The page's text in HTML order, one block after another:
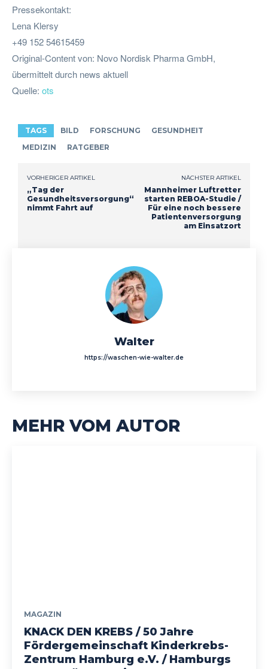
Pressekontakt:
Lena Klersy
+49 152 54615459
Original-Content von: Novo Nordisk Pharma GmbH,
übermittelt durch news aktuell
Quelle: ots
TAGS BILD FORSCHUNG
GESUNDHEIT
MEDIZIN
RATGEBER
VORHERIGER ARTIKEL
„Tag der
Gesundheitsversorgung“
nimmt Fahrt auf
NÄCHSTER ARTIKEL
Mannheimer Luftretter
starten REBOA-Studie /
Für eine noch bessere
Patientenversorgung
am Einsatzort
Walter
https://waschen-wie-walter.de
MEHR VOM AUTOR
MAGAZIN
KNACK DEN KREBS / 50 Jahre
Fördergemeinschaft Kinderkrebs-
Zentrum Hamburg e.V. / Hamburgs